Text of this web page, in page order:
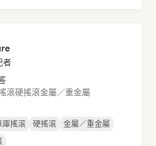
者
滾硬搖滾金屬／重金屬
庫搖滾 硬搖滾
金屬／重金屬